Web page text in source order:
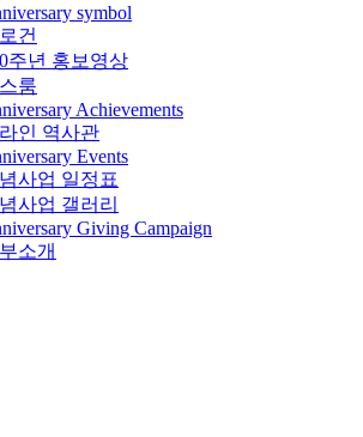
symbol
건
주년 홍보영상
룸
Achievements
인 역사관
Events
사업 일정표
사업 갤러리
Giving Campaign
소개